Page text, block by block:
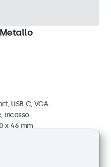
USB-C, VGA
incasso
x 46 mm